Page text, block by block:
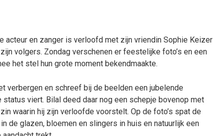
acteur en zanger is verloofd met zijn vriendin Sophie Keizer
volgers. Zondag verschenen er feestelijke foto’s en een
het stel hun grote moment bekendmaakte.
verbergen en schreef bij de beelden een jubelende
status viert. Bilal deed daar nog een schepje bovenop met
waarin hij zijn verloofde voorstelt. Op de foto’s spat de
de glazen, bloemen en slingers in huis en natuurlijk een